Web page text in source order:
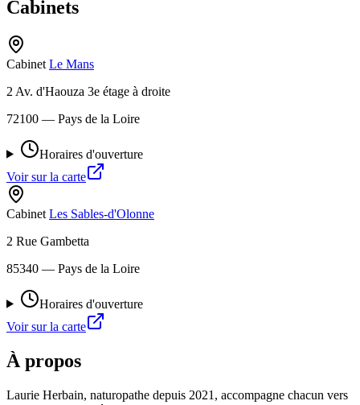
Cabinets
Cabinet Le Mans
2 Av. d'Haouza 3e étage à droite
72100 — Pays de la Loire
Horaires d'ouverture
Voir sur la carte
Cabinet Les Sables-d'Olonne
2 Rue Gambetta
85340 — Pays de la Loire
Horaires d'ouverture
Voir sur la carte
À propos
Laurie Herbain, naturopathe depuis 2021, accompagne chacun vers